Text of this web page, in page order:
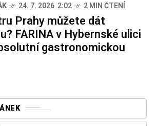
24. 7. 2026 2:02 2 MIN ČTENÍ
Prahy můžete dát
FARINA v Hybernské ulici
gastronomickou